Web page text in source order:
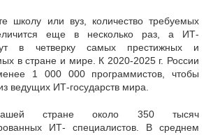
школу или вуз, количество требуемых
еще в несколько раз, а ИТ-
в четверку самых престижных и
в стране и мире. К 2020-2025 г. России
1 000 000 программистов, чтобы
ведущих ИТ-государств мира.
стране около 350 тысяч
ИТ- специалистов. В среднем